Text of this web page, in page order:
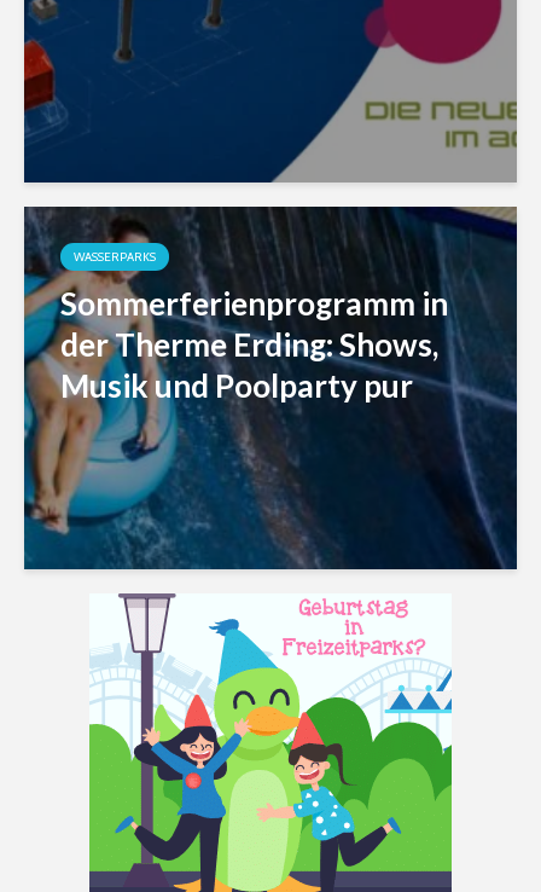
WASSERPARKS
Sommerferienprogramm in
der Therme Erding: Shows,
Musik und Poolparty pur